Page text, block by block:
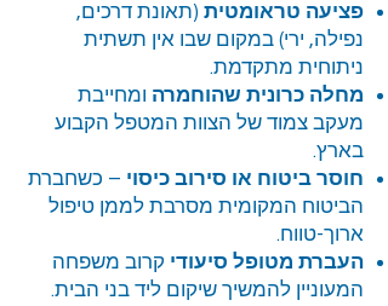
פציעה טראומטית (תאונת דרכים,
נפילה, ירי) במקום שבו אין תשתית
ניתוחית מתקדמת.
מחלה כרונית שהוחמרה ומחייבת
מעקב צמוד של הצוות המטפל הקבוע
בארץ.
חוסר ביטוח או סירוב כיסוי – כשחברת
הביטוח המקומית מסרבת לממן טיפול
ארוך-טווח.
העברת מטופל סיעודי קרוב משפחה
המעוניין להמשיך שיקום ליד בני הבית.